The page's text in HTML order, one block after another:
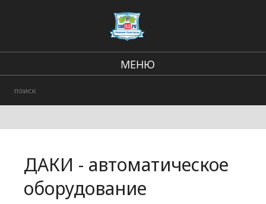
МЕНЮ
Городские события
ДАКИ - автоматическое
оборудование